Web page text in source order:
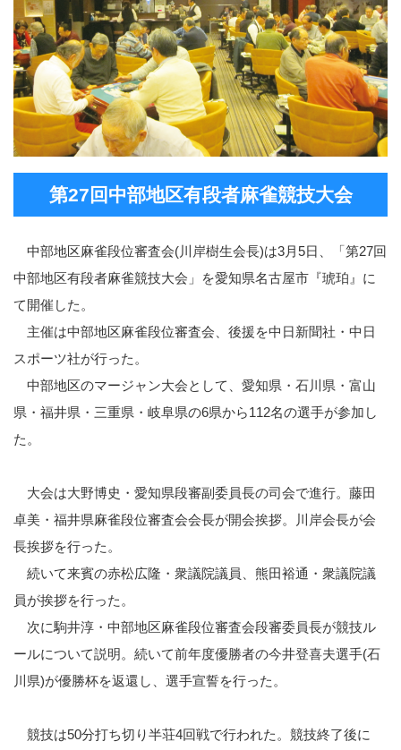
第27回中部地区有段者麻雀競技大会
中部地区麻雀段位審査会(川岸樹生会長)は3月5日、「第27回
中部地区有段者麻雀競技大会」を愛知県名古屋市『琥珀』に
て開催した。
主催は中部地区麻雀段位審査会、後援を中日新聞社・中日
スポーツ社が行った。
中部地区のマージャン大会として、愛知県・石川県・富山
県・福井県・三重県・岐阜県の6県から112名の選手が参加し
た。
大会は大野博史・愛知県段審副委員長の司会で進行。藤田
卓美・福井県麻雀段位審査会会長が開会挨拶。川岸会長が会
長挨拶を行った。
続いて来賓の赤松広隆・衆議院議員、熊田裕通・衆議院議
員が挨拶を行った。
次に駒井淳・中部地区麻雀段位審査会段審委員長が競技ル
ールについて説明。続いて前年度優勝者の今井登喜夫選手(石
川県)が優勝杯を返還し、選手宣誓を行った。
競技は50分打ち切り半荘4回戦で行われた。競技終了後に